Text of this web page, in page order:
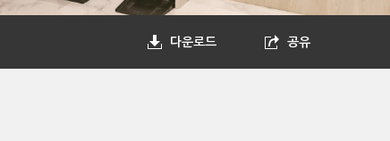
다운로드 공유